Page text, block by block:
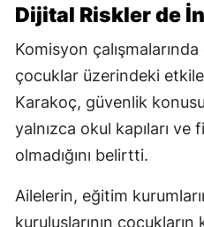
Dijital Riskler de
Komisyon
çocuklar üzerindeki
Karakoç, güvenlik
yalnızca okul kapıları
olmadığını belirtti.
Ailelerin, eğitim
kuruluşlarının